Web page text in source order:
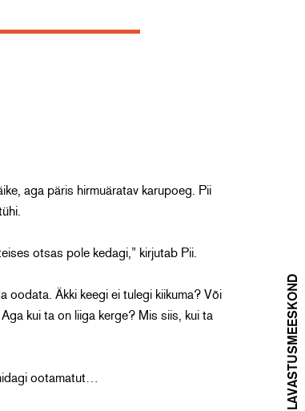
aga päris hirmuäratav karupoeg. Pii
otsas pole kedagi,” kirjutab Pii.
oodata. Äkki keegi ei tulegi kiikuma? Või
kui ta on liiga kerge? Mis siis, kui ta
ootamatut… LAVASTUSMEESKOND